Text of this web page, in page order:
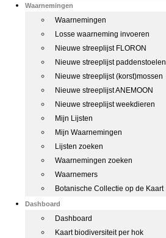
Waarnemingen
Waarnemingen
Losse waarneming invoeren
Nieuwe streeplijst FLORON
Nieuwe streeplijst paddenstoelen
Nieuwe streeplijst (korst)mossen
Nieuwe streeplijst ANEMOON
Nieuwe streeplijst weekdieren
Mijn Lijsten
Mijn Waarnemingen
Lijsten zoeken
Waarnemingen zoeken
Waarnemers
Botanische Collectie op de Kaart
Dashboard
Dashboard
Kaart biodiversiteit per hok